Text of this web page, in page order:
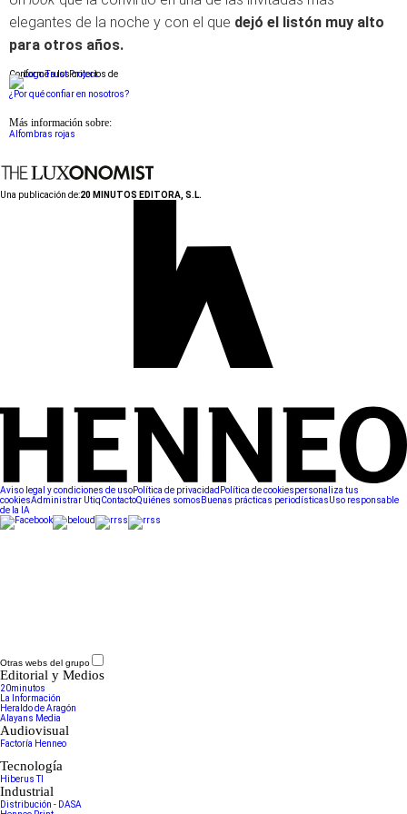
elegantes de la noche y con el que dejó el listón muy alto
para otros años.
Conforme a los criterios de
¿Por qué confiar en nosotros?
Más información sobre:
Alfombras rojas
Una publicación de:20 MINUTOS EDITORA, S.L.
Aviso legal y condiciones de usoPolítica de privacidad Política de cookiespersonaliza tus
cookiesAdministrar UtiqContactoQuiénes somos Buenas prácticas periodísticasUso responsable
de la IA
Otras webs del grupo
Editorial y Medios
20minutos
La Información
Heraldo de Aragón
Alayans Media
Audiovisual
Factoría Henneo
Tecnología
Hiberus TI
Industrial
Distribución - DASA